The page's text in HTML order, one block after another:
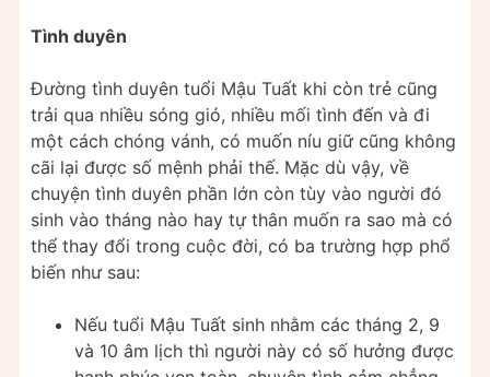
Tình duyên
Đường tình duyên tuổi Mậu Tuất khi còn trẻ cũng
trải qua nhiều sóng gió, nhiều mối tình đến và đi
một cách chóng vánh, có muốn níu giữ cũng không
cãi lại được số mệnh phải thế. Mặc dù vậy, về
chuyện tình duyên phần lớn còn tùy vào người đó
sinh vào tháng nào hay tự thân muốn ra sao mà có
thể thay đổi trong cuộc đời, có ba trường hợp phổ
biến như sau:
Nếu tuổi Mậu Tuất sinh nhằm các tháng 2, 9
và 10 âm lịch thì người này có số hưởng được